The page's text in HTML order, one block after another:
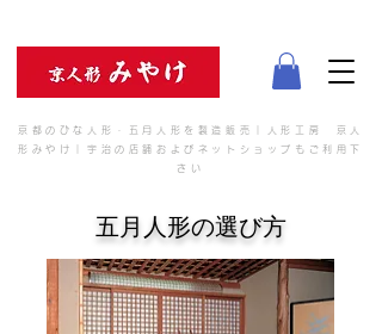
京都のひな人形・五月人形を製造販売｜人形工房 京人
形みやけ｜宇治の店舗およびネットショップもご利用下
さい
​五月人形の選び方